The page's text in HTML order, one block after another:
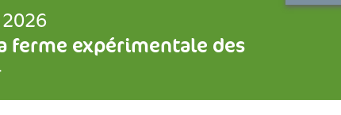
ferme expérimentale des